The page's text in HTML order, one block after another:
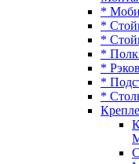
*
*
*
*
*
*
*